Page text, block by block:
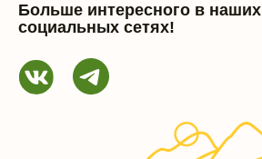
Больше интересного в наших
социальных сетях!